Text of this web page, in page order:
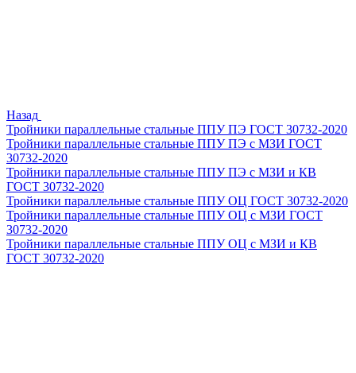
Назад
Тройники параллельные стальные ППУ ПЭ ГОСТ 30732-2020
Тройники параллельные стальные ППУ ПЭ с МЗИ ГОСТ
30732-2020
Тройники параллельные стальные ППУ ПЭ с МЗИ и КВ
ГОСТ 30732-2020
Тройники параллельные стальные ППУ ОЦ ГОСТ 30732-2020
Тройники параллельные стальные ППУ ОЦ с МЗИ ГОСТ
30732-2020
Тройники параллельные стальные ППУ ОЦ с МЗИ и КВ
ГОСТ 30732-2020